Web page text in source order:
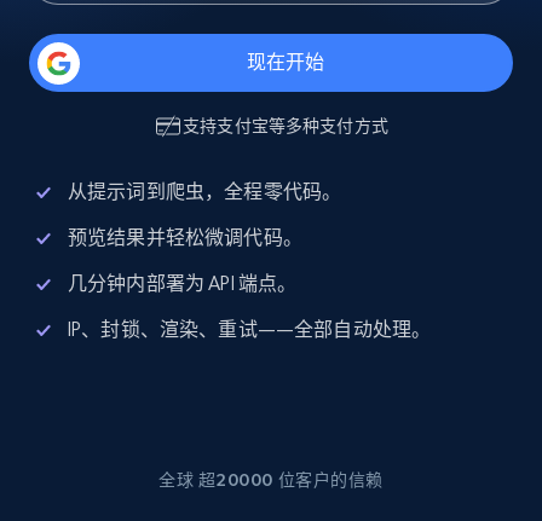
现在开始
支持支付宝等多种支付方式
从提示词到爬虫，全程零代码。
预览结果并轻松微调代码。
几分钟内部署为 API 端点。
IP、封锁、渲染、重试——全部自动处理。
全球 超20000 位客户的信赖